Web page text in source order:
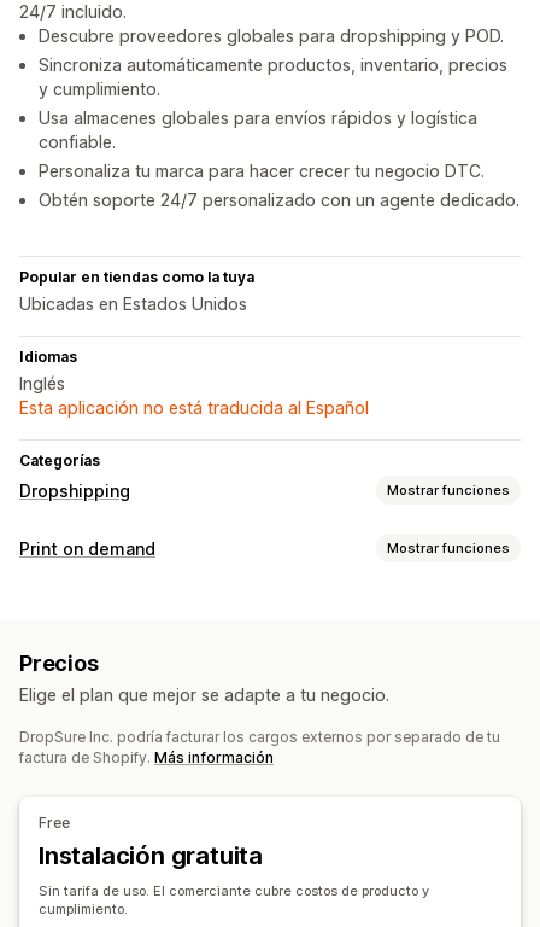
24/7 incluido.
Descubre proveedores globales para dropshipping y POD.
Sincroniza automáticamente productos, inventario, precios
y cumplimiento.
Usa almacenes globales para envíos rápidos y logística
confiable.
Personaliza tu marca para hacer crecer tu negocio DTC.
Obtén soporte 24/7 personalizado con un agente dedicado.
Popular en tiendas como la tuya
Ubicadas en Estados Unidos
Idiomas
Inglés
Esta aplicación no está traducida al Español
Categorías
Dropshipping Mostrar funciones
Productos que puedes adquirir
Productos deportivos
Negocio y oficina Hardware Automóvil
Sucursales de abastecimiento
Finlandia
Francia Grecia Guayana Francesa
Irán
RAE de Hong Kong (China)
Print on demand Mostrar funciones
Herramientas de diseño
Personalización
Productos
Opciones de envío
Etiqueta blanca
Envío personalizado
Preparación general
Seguimiento de pedidos
Precios
Elige el plan que mejor se adapte a tu negocio.
DropSure Inc. podría facturar los cargos externos por separado de tu
factura de Shopify. Más información
Free
Instalación gratuita
Sin tarifa de uso. El comerciante cubre costos de producto y
cumplimiento.